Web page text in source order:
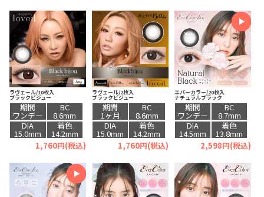
ラヴェール/10枚入
ブラックビジュー
期間
ワンデー
BC
8.6mm
DIA
15.0mm
着色
14.2mm
1,760円(税込)
ラヴェール/2枚入
ブラックビジュー
期間
1ヶ月
BC
8.6mm
DIA
15.0mm
着色
14.2mm
1,760円(税込)
エバーカラー/20枚入
ナチュラルブラック
期間
ワンデー
BC
8.7mm
DIA
14.5mm
着色
13.8mm
2,598円(税込)